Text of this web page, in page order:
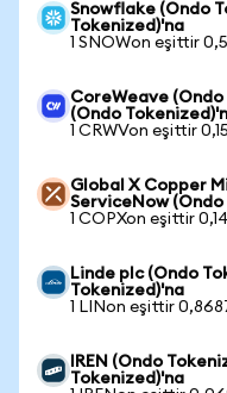
Snowflake (Ondo
Tokenized)'na
1 SNOWon eşittir
CoreWeave
(Ondo
1 CRWVon eşittir
Global X Copper
ServiceNow
1 COPXon eşittir
Linde plc (Ondo
Tokenized)'na
1 LINon eşittir
IREN (Ondo
Tokenized)'na